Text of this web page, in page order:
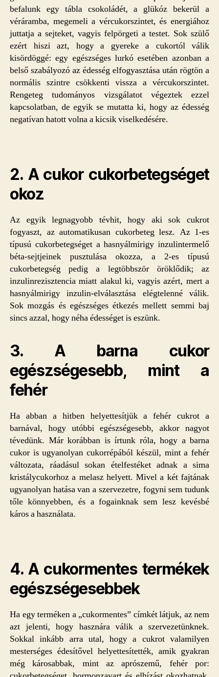
befalunk egy tábla csokoládét, a glükóz bekerül a
véráramba, megemeli a vércukorszintet, és energiához
juttatja a sejteket, vagyis felpörgeti a testet. Sok szülő
ezért hiszi azt, hogy a gyereke a cukortól válik
kisördöggé: egy egészséges lurkó esetében azonban a
belső szabályozó az édesség elfogyasztása után rögtön a
normális szintre csökkenti vissza a vércukorszintet.
Rengeteg tudományos vizsgálatot végeztek ezzel
kapcsolatban, de egyik se mutatta ki, hogy az édesség
negatívan hatott volna a kicsik viselkedésére.
2. A cukor cukorbetegséget
okoz
Az egyik legnagyobb tévhit, hogy aki sok cukrot
fogyaszt, az automatikusan cukorbeteg lesz. Az 1-es
típusú cukorbetegséget a hasnyálmirigy inzulintermelő
béta-sejtjeinek pusztulása okozza, a 2-es típusú
cukorbetegség pedig a legtöbbször öröklődik; az
inzulinrezisztencia miatt alakul ki, vagyis azért, mert a
hasnyálmirigy inzulin-elválasztása elégtelenné válik.
Sok mozgás és egészséges étkezés mellett semmi baj
sincs azzal, hogy néha édességet is eszünk.
3. A barna cukor
egészségesebb, mint a
fehér
Ha abban a hitben helyettesítjük a fehér cukrot a
barnával, hogy utóbbi egészségesebb, akkor nagyot
tévedünk. Már korábban is írtunk róla, hogy a barna
cukor is ugyanolyan cukorrépából készül, mint a fehér
változata, ráadásul sokan ételfestéket adnak a sima
kristálycukorhoz a melasz helyett. Mivel a két fajtának
ugyanolyan hatása van a szervezetre, fogyni sem tudunk
tőle könnyebben, és a fogainknak sem lesz kevésbé
káros a használata.
4. A cukormentes termékek
egészségesebbek
Ha egy terméken a „cukormentes” címkét látjuk, az nem
azt jelenti, hogy hasznára válik a szervezetünknek.
Sokkal inkább arra utal, hogy a cukrot valamilyen
mesterséges édesítővel helyettesítették, amik gyakran
még károsabbak, mint az aprószemű, fehér por: